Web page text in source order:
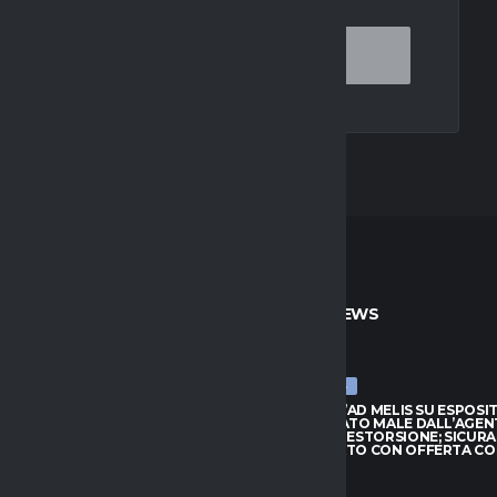
ULTIME NEWS
ULTIME NEWS
CAGLIARI, L’AD MELIS SU
“CONSIGLIATO MALE
QUASI UNA ESTORSIONE;
SUL MERCATO CON OFFERTA